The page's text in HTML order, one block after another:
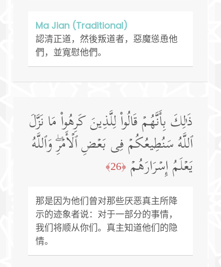
Ma Jian (Traditional)
認清正道，然後叛道者，惡魔慫恿他
們，並寬慰他們。
ذَ ٰ⁠لِكَ بِأَنَّهُمۡ قَالُوا۟ لِلَّذِینَ كَرِهُوا۟ مَا نَزَّلَ
ٱللَّهُ سَنُطِیعُكُمۡ فِی بَعۡضِ ٱلۡأَمۡرِۖ وَٱللَّهُ
یَعۡلَمُ إِسۡرَارَهُمۡ ﴿26﴾
那是因为他们曾对那些厌恶真主所降
示的迹象者说：对于一部分的事情，
我们将顺从你们。真主知道他们的隐
情。